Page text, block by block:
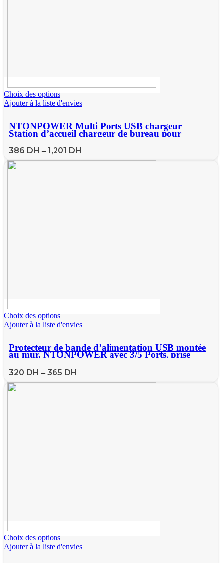
Choix des options
Ajouter à la liste d'envies
NTONPOWER Multi Ports USB chargeur
Station d’accueil chargeur de bureau pour
téléphone portable tablette Kindle avec support
pour téléphone
386 DH – 1,201 DH
Choix des options
Ajouter à la liste d'envies
Protecteur de bande d’alimentation USB montée
au mur, NTONPOWER avec 3/5 Ports, prise
domestique
320 DH – 365 DH
Choix des options
Ajouter à la liste d'envies